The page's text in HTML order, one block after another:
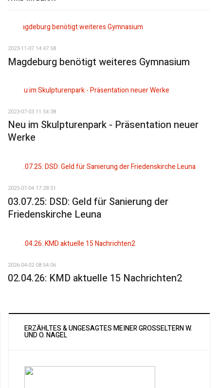
2023-11-07 14:47:58
Magdeburg benötigt weiteres Gymnasium
2023-07-03 11:54:38
Neu im Skulpturenpark - Präsentation neuer
Werke
2025-07-04 17:28:51
03.07.25: DSD: Geld für Sanierung der
Friedenskirche Leuna
2026-04-02 08:54:06
02.04.26: KMD aktuelle 15 Nachrichten2
ERZÄHLTES & UNGESAGTES MEINER GROSSELTERN W. U
ND O. NAGEL